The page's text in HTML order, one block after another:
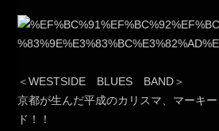
＜WESTSIDE BLUES BAND＞
京都が生んだ平成のカリスマ、マーキ
ド！！